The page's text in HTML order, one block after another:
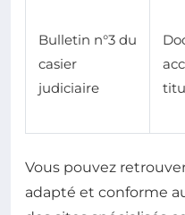
Bulletin n°3 du
casier
judiciaire
Vous pouvez
adapté et conforme